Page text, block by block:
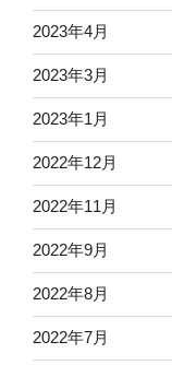
2023年4月
2023年3月
2023年1月
2022年12月
2022年11月
2022年9月
2022年8月
2022年7月